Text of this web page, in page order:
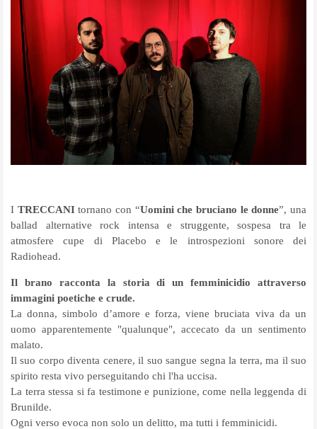
I TRECCANItornano con “Uomini che bruciano le donne”, una
ballad alternative rock intensa e struggente, sospesa tra le
atmosfere cupe di Placebo e le introspezioni sonore dei
Radiohead.
Il brano racconta la storia di un femminicidio attraverso
immagini poetiche e crude.
La donna, simbolo d’amore e forza, viene bruciata viva da un
uomo apparentemente "qualunque", accecato da un sentimento
malato.
Il suo corpo diventa cenere, il suo sangue segna la terra, ma il suo
spirito resta vivo perseguitando chi l'ha uccisa.
La terra stessa si fa testimone e punizione, come nella leggenda di
Brunilde.
Ogni verso evoca non solo un delitto, ma tutti i femminicidi.